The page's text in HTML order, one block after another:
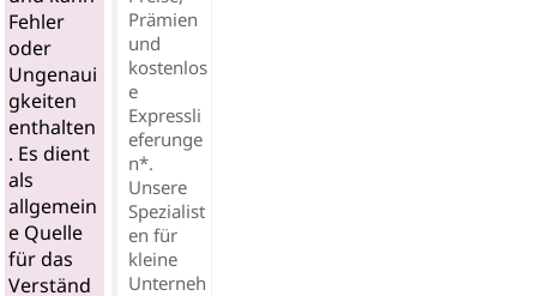
Fehler
oder
Ungenaui
gkeiten
enthalten
. Es dient
als
allgemein
e Quelle
für das
Verständ
Prämien
und
kostenlos
e
Expressli
eferunge
n*.
Unsere
Spezialist
en für
kleine
Unterneh